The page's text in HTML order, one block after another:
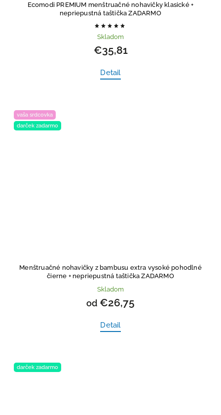
Ecomodi PREMIUM menštruačné nohavičky klasické+
nepriepustná taštička ZADARMO
Skladom
€35,81
Detail
vaša srdcovka
darček zadarmo
Menštruačné nohavičky z bambusu extra vysoké pohodlné
čierne + nepriepustná taštička ZADARMO
Skladom
od €26,75
Detail
darček zadarmo